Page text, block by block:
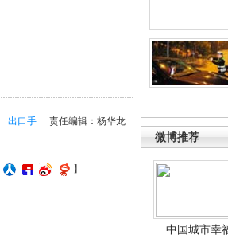
微博推荐
中国城市幸
责任编辑：杨华龙
出口手
】